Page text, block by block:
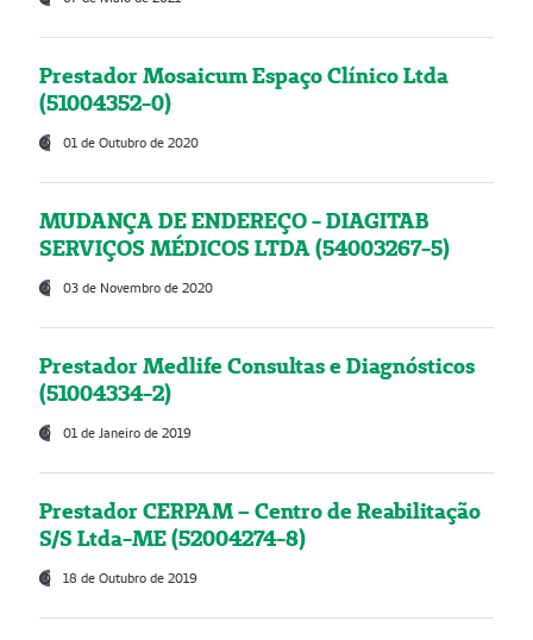
Prestador Mosaicum Espaço Clínico Ltda
(51004352-0)
01 de Outubro de 2020
MUDANÇA DE ENDEREÇO - DIAGITAB
SERVIÇOS MÉDICOS LTDA (54003267-5)
03 de Novembro de 2020
Prestador Medlife Consultas e Diagnósticos
(51004334-2)
01 de Janeiro de 2019
Prestador CERPAM – Centro de Reabilitação
S/S Ltda-ME (52004274-8)
18 de Outubro de 2019